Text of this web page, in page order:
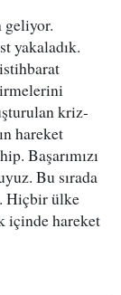
geliyor.
yakaladık.
kriz-
hareket
Başarımızı
Bu sırada
Hiçbir ülke
içinde hareket